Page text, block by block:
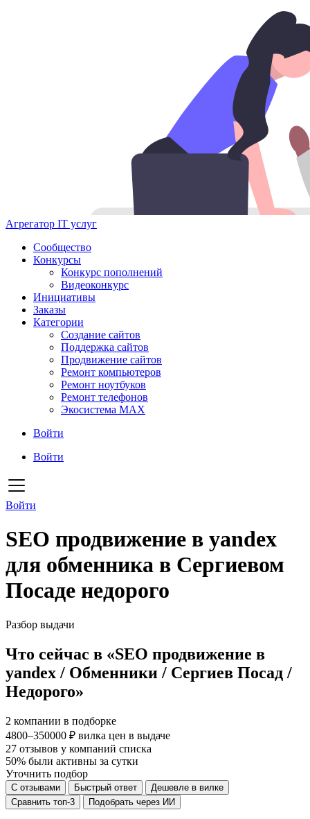
Агрегатор IT услуг
Сообщество
Конкурсы
Конкурс пополнений
Видеоконкурс
Инициативы
Заказы
Категории
Создание сайтов
Поддержка сайтов
Продвижение сайтов
Ремонт компьютеров
Ремонт ноутбуков
Ремонт телефонов
Экосистема MAX
Войти
Войти
Войти
SEO продвижение в yandex
для обменника в Сергиевом
Посаде недорого
Разбор выдачи
Что сейчас в «SEO продвижение в
yandex / Обменники / Сергиев Посад /
Недорого»
2 компании в подборке
4800–350000 ₽ вилка цен в выдаче
27 отзывов у компаний списка
50% были активны за сутки
Уточнить подбор
С отзывами Быстрый ответ
Дешевле в вилке
Сравнить топ-3
Подобрать через ИИ